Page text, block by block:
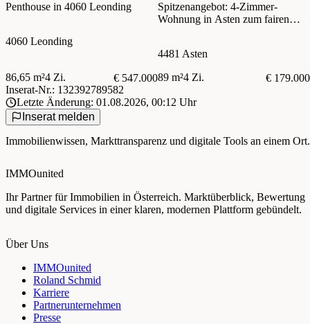
Penthouse in 4060 Leonding
4060 Leonding
86,65 m²4 Zi. € 547.000
Spitzenangebot: 4-Zimmer-
Wohnung in Asten zum fairen
4481 Asten
89 m²4 Zi.
€ 179.000
Inserat-Nr.: 132392789582
Letzte Änderung: 01.08.2026, 00:12 Uhr
Inserat melden
Immobilienwissen, Markttransparenz und digitale Tools an einem Ort.
IMMOunited
Ihr Partner für Immobilien in Österreich. Marktüberblick, Bewertung
und digitale Services in einer klaren, modernen Plattform gebündelt.
Über Uns
IMMOunited
Roland Schmid
Karriere
Partnerunternehmen
Presse